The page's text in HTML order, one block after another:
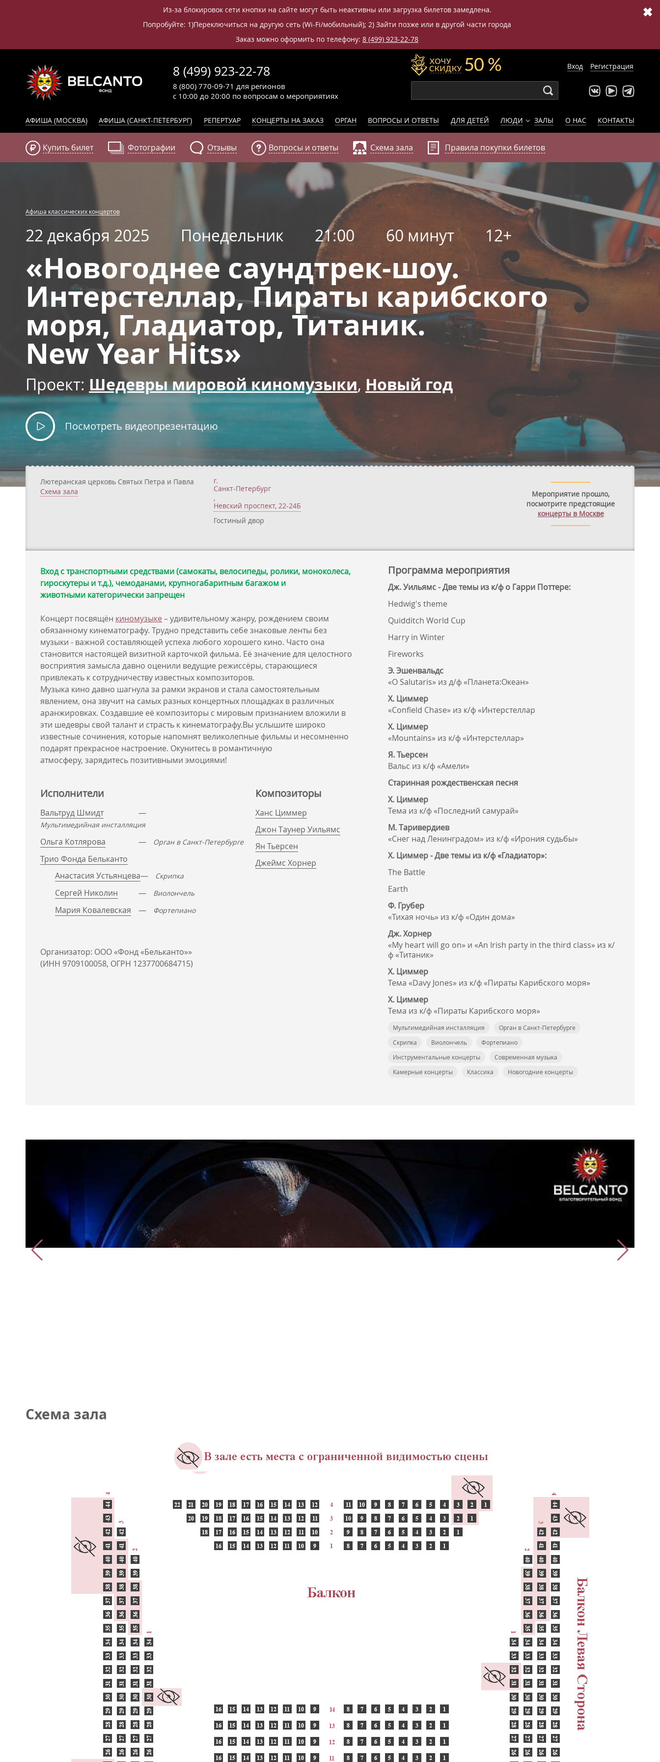
Из-за блокировок сети кнопки на сайте могут быть неактивны или загрузка билетов замедлена.
Попробуйте: 1)Переключиться на другую сеть (Wi-Fi/мобильный); 2) Зайти позже или в другой части города
Заказ можно оформить по телефону: 8 (499) 923-22-78
✖
8 (499) 923-22-78
с 10:00 до 20:00 по вопросам о мероприятиях
8 (800) 770-09-71 для регионов
Вход Регистрация
АФИША (МОСКВА) АФИША (САНКТ-ПЕТЕРБУРГ) РЕПЕРТУАР КОНЦЕРТЫ НА ЗАКАЗ ОРГАН ВОПРОСЫ И ОТВЕТЫ ДЛЯ ДЕТЕЙ ЛЮДИ ЗАЛЫ О НАС КОНТАКТЫ
Купить билет Фотографии Отзывы Вопросы и ответы Схема зала Правила покупки билетов
Афиша классических концертов
22 декабря 2025 Понедельник 21:00 60 минут 12+
«Новогоднее саундтрек-шоу.
Интерстеллар, Пираты карибского
моря, Гладиатор, Титаник.
New Year Hits»
Проект: Шедевры мировой киномузыки, Новый год
Посмотреть видеопрезентацию
Лютеранская церковь Святых Петра и Павла
Схема зала
г.
Санкт-Петербург
,
Невский проспект, 22-24Б
Гостиный двор
Мероприятие прошло,
посмотрите предстоящие
концерты в Москве
Вход с транспортными средствами (самокаты, велосипеды, ролики, моноколеса,
гироскутеры и т.д.), чемоданами, крупногабаритным багажом и
животными категорически запрещен
Концерт посвящён киномузыке – удивительному жанру, рождением своим
обязанному кинематографу. Трудно представить себе знаковые ленты без
музыки - важной составляющей успеха любого хорошего кино. Часто она
становится настоящей визитной карточкой фильма. Её значение для целостного
восприятия замысла давно оценили ведущие режиссёры, старающиеся
привлекать к сотрудничеству известных композиторов.
Музыка кино давно шагнула за рамки экранов и стала самостоятельным
явлением, она звучит на самых разных концертных площадках в различных
аранжировках. Создавшие её композиторы с мировым признанием вложили в
эти шедевры свой талант и страсть к кинематографу.Вы услышите широко
известные сочинения, которые напомнят великолепные фильмы и несомненно
подарят прекрасное настроение. Окунитесь в романтичную
атмосферу, зарядитесь позитивными эмоциями!
Исполнители
Вальтруд Шмидт —
Мультимедийная инсталляция
Ольга Котлярова — Орган в Санкт-Петербурге
Трио Фонда Бельканто
Анастасия Устьянцева— Скрипка
Сергей Николин — Виолончель
Мария Ковалевская — Фортепиано
Композиторы
Ханс Циммер
Джон Таунер Уильямс
Ян Тьерсен
Джеймс Хорнер
Организатор: ООО «Фонд «Бельканто»»
(ИНН 9709100058, ОГРН 1237700684715)
Программа мероприятия
Дж. Уильямс - Две темы из к/ф о Гарри Поттере:
Hedwig's theme
Quidditch World Cup
Harry in Winter
Fireworks
Э. Эшенвальдс
«O Salutaris» из д/ф «Планета:Океан»
Х. Циммер
«Confield Chase» из к/ф «Интерстеллар
Х. Циммер
«Mountains» из к/ф «Интерстеллар»
Я. Тьерсен
Вальс из к/ф «Амели»
Старинная рождественская песня
Х. Циммер
Тема из к/ф «Последний самурай»
М. Таривердиев
«Снег над Ленинградом» из к/ф «Ирония судьбы»
Х. Циммер - Две темы из к/ф «Гладиатор»:
The Battle
Earth
Ф. Грубер
«Тихая ночь» из к/ф «Один дома»
Дж. Хорнер
«My heart will go on» и «An Irish party in the third class» из к/
ф «Титаник»
Х. Циммер
Тема «Davy Jones» из к/ф «Пираты Карибского моря»
Х. Циммер
Тема из к/ф «Пираты Карибского моря»
Мультимедийная инсталляция
Орган в Санкт-Петербурге
Скрипка
Виолончель
Фортепиано
Инструментальные концерты
Современная музыка
Камерные концерты
Классика Новогодние концерты
Схема зала